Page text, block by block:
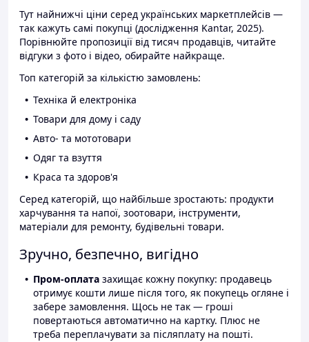
Тут найнижчі ціни серед українських маркетплейсів —
так кажуть самі покупці (дослідження Kantar, 2025).
Порівнюйте пропозиції від тисяч продавців, читайте
відгуки з фото і відео, обирайте найкраще.
Топ категорій за кількістю замовлень:
Техніка й електроніка
Товари для дому і саду
Авто- та мототовари
Одяг та взуття
Краса та здоров'я
Серед категорій, що найбільше зростають: продукти
харчування та напої, зоотовари, інструменти,
матеріали для ремонту, будівельні товари.
Зручно, безпечно, вигідно
Пром-оплата захищає кожну покупку: продавець
отримує кошти лише після того, як покупець огляне і
забере замовлення. Щось не так — гроші
повертаються автоматично на картку. Плюс не
треба переплачувати за післяплату на пошті.